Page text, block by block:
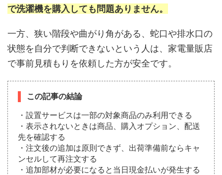
で洗濯機を購入しても問題ありません。
一方、狭い階段や曲がり角がある、蛇口や排水口の
状態を自分で判断できないという人は、家電量販店
で事前見積もりを依頼した方が安全です。
この記事の結論
・設置サービスは一部の対象商品のみ利用できる
・表示されないときは商品、購入オプション、配送
先を確認する
・注文後の追加は原則できず、出荷準備前ならキャ
ンセルして再注文する
・追加部材が必要になると当日現金払いが発生する